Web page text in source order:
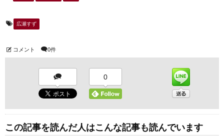
広瀬すず
コメント 0件
0
この記事を読んだ人はこんな記事も読んでいます